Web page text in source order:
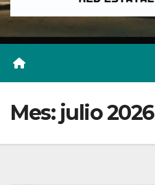
Mes: julio 2026